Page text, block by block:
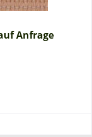
Anfrage